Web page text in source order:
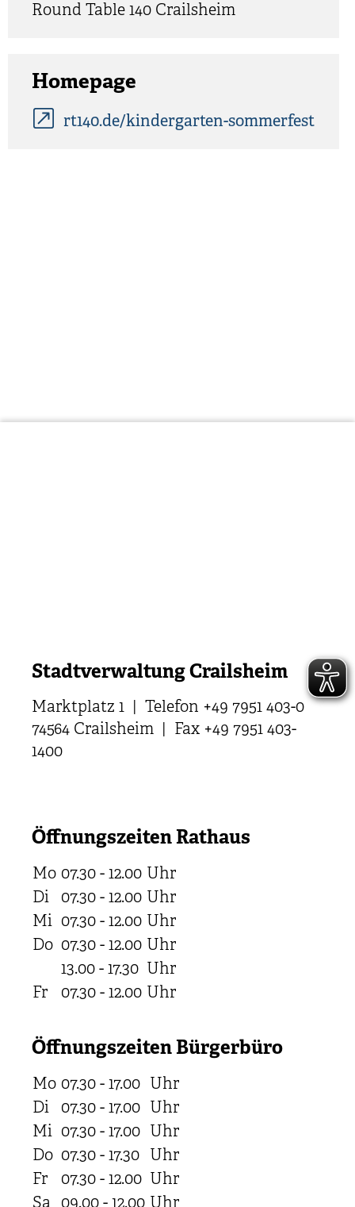
Round Table 140 Crailsheim
Homepage
rt140.de/kindergarten-sommerfest
Stadtverwaltung Crailsheim
Marktplatz 1 | Telefon +49 7951 403-0
74564 Crailsheim | Fax +49 7951 403-
1400
Öffnungszeiten Rathaus
Mo 07.30 - 12.00 Uhr
Di
07.30 - 12.00 Uhr
Mi 07.30 - 12.00 Uhr
Do 07.30 - 12.00 Uhr
13.00 - 17.30 Uhr
Fr
07.30 - 12.00 Uhr
Öffnungszeiten Bürgerbüro
Mo 07.30 - 17.00 Uhr
Di
07.30 - 17.00 Uhr
Mi 07.30 - 17.00 Uhr
Do 07.30 - 17.30 Uhr
Fr
07.30 - 12.00 Uhr